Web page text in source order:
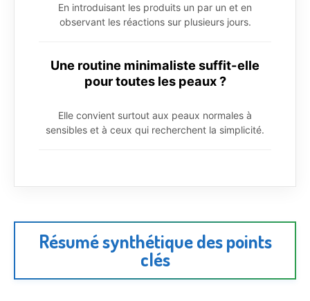
En introduisant les produits un par un et en
observant les réactions sur plusieurs jours.
Une routine minimaliste suffit-elle
pour toutes les peaux ?
Elle convient surtout aux peaux normales à
sensibles et à ceux qui recherchent la simplicité.
Résumé synthétique des points
clés